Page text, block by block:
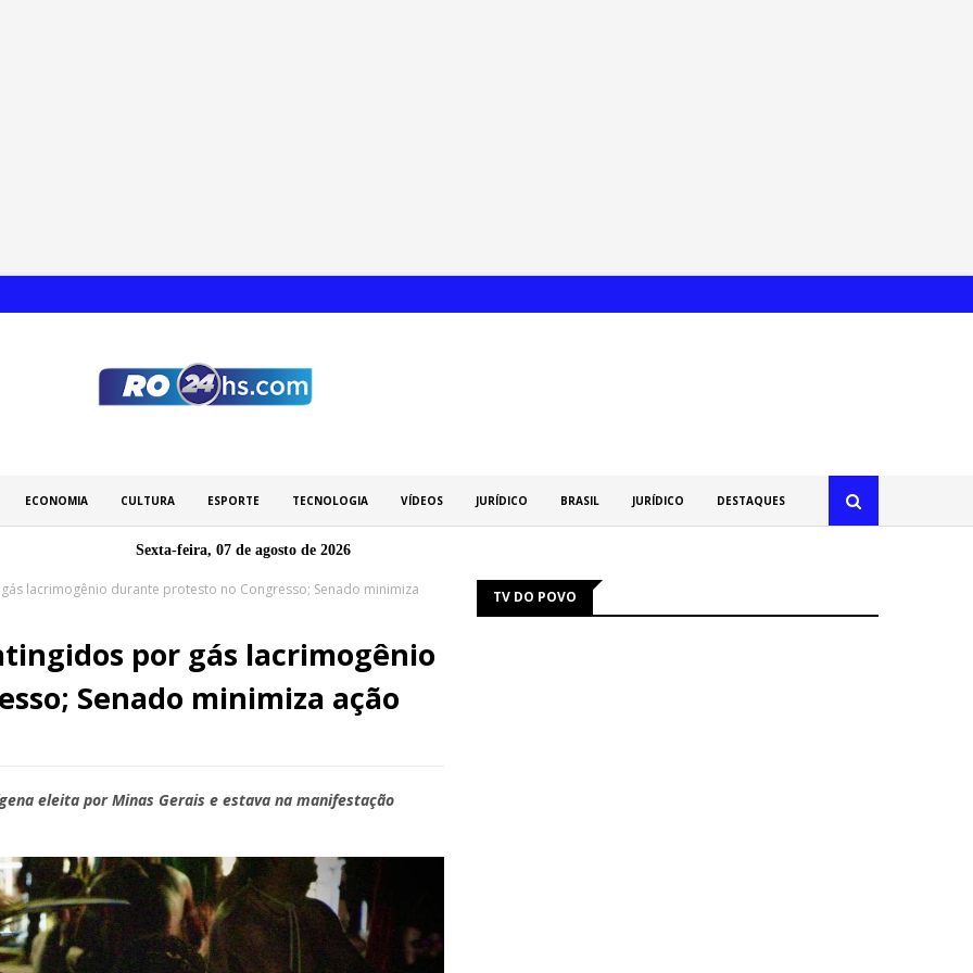
ECONOMIA CULTURA ESPORTE TECNOLOGIA VÍDEOS JURÍDICO BRASIL JURÍDICO DESTAQUES
Sexta-feira, 07 de agosto de 2026
lacrimogênio durante protesto no Congresso; Senado minimiza
por gás lacrimogênio
Senado minimiza ação
eleita por Minas Gerais e estava na manifestação
TV DO POVO